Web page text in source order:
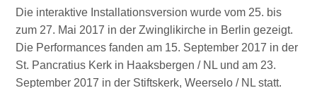
Die interaktive Installationsversion wurde vom 25. bis
zum 27. Mai 2017 in der Zwinglikirche in Berlin gezeigt.
Die Performances fanden am 15. September 2017 in der
St. Pancratius Kerk in Haaksbergen / NL und am 23.
September 2017 in der Stiftskerk, Weerselo / NL statt.